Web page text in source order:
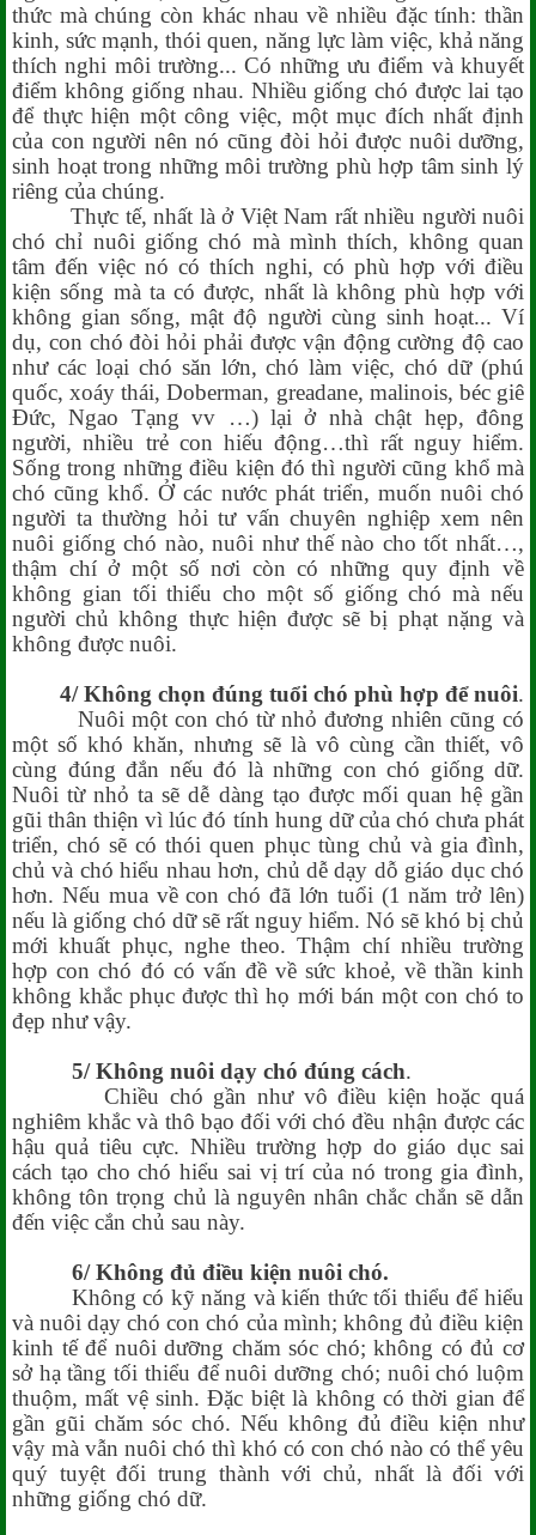
thức mà chúng còn khác nhau về nhiều đặc tính: thần
kinh, sức mạnh, thói quen, năng lực làm việc, khả năng
thích nghi môi trường... Có những ưu điểm và khuyết
điểm không giống nhau. Nhiều giống chó được lai tạo
để thực hiện một công việc, một mục đích nhất định
của con người nên nó cũng đòi hỏi được nuôi dưỡng,
sinh hoạt trong những môi trường phù hợp tâm sinh lý
riêng của chúng.
Thực tế, nhất là ở Việt Nam rất nhiều người nuôi
chó chỉ nuôi giống chó mà mình thích, không quan
tâm đến việc nó có thích nghi, có phù hợp với điều
kiện sống mà ta có được, nhất là không phù hợp với
không gian sống, mật độ người cùng sinh hoạt... Ví
dụ, con chó đòi hỏi phải được vận động cường độ cao
như các loại chó săn lớn, chó làm việc, chó dữ (phú
quốc, xoáy thái, Doberman, greadane, malinois, béc giê
Đức, Ngao Tạng vv …) lại ở nhà chật hẹp, đông
người, nhiều trẻ con hiếu động…thì rất nguy hiểm.
Sống trong những điều kiện đó thì người cũng khổ mà
chó cũng khổ. Ở các nước phát triển, muốn nuôi chó
người ta thường hỏi tư vấn chuyên nghiệp xem nên
nuôi giống chó nào, nuôi như thế nào cho tốt nhất…,
thậm chí ở một số nơi còn có những quy định về
không gian tối thiểu cho một số giống chó mà nếu
người chủ không thực hiện được sẽ bị phạt nặng và
không được nuôi.
4/ Không chọn đúng tuổi chó phù hợp để nuôi.
Nuôi một con chó từ nhỏ đương nhiên cũng có
một số khó khăn, nhưng sẽ là vô cùng cần thiết, vô
cùng đúng đắn nếu đó là những con chó giống dữ.
Nuôi từ nhỏ ta sẽ dễ dàng tạo được mối quan hệ gần
gũi thân thiện vì lúc đó tính hung dữ của chó chưa phát
triển, chó sẽ có thói quen phục tùng chủ và gia đình,
chủ và chó hiểu nhau hơn, chủ dễ dạy dỗ giáo dục chó
hơn. Nếu mua về con chó đã lớn tuổi (1 năm trở lên)
nếu là giống chó dữ sẽ rất nguy hiểm. Nó sẽ khó bị chủ
mới khuất phục, nghe theo. Thậm chí nhiều trường
hợp con chó đó có vấn đề về sức khoẻ, về thần kinh
không khắc phục được thì họ mới bán một con chó to
đẹp như vậy.
5/ Không nuôi dạy chó đúng cách.
Chiều chó gần như vô điều kiện hoặc quá
nghiêm khắc và thô bạo đối với chó đều nhận được các
hậu quả tiêu cực. Nhiều trường hợp do giáo dục sai
cách tạo cho chó hiểu sai vị trí của nó trong gia đình,
không tôn trọng chủ là nguyên nhân chắc chắn sẽ dẫn
đến việc cắn chủ sau này.
6/ Không đủ điều kiện nuôi chó.
Không có kỹ năng và kiến thức tối thiểu để hiểu
và nuôi dạy chó con chó của mình; không đủ điều kiện
kinh tế để nuôi dưỡng chăm sóc chó; không có đủ cơ
sở hạ tầng tối thiểu để nuôi dưỡng chó; nuôi chó luộm
thuộm, mất vệ sinh. Đặc biệt là không có thời gian để
gần gũi chăm sóc chó. Nếu không đủ điều kiện như
vậy mà vẫn nuôi chó thì khó có con chó nào có thể yêu
quý tuyệt đối trung thành với chủ, nhất là đối với
những giống chó dữ.